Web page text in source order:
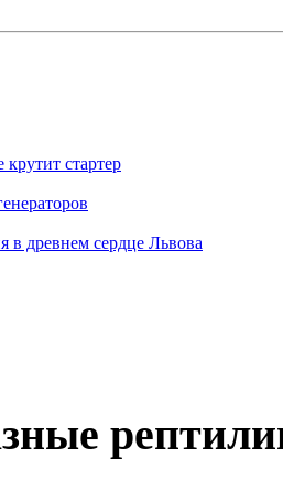
стартер
древнем сердце Львова